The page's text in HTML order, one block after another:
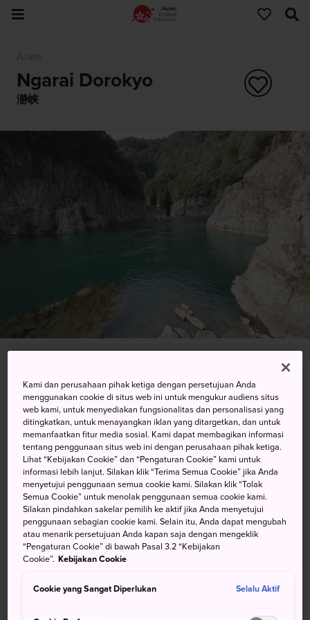
Ngarai Dorokyo
瀞峡
Totsukawa-mura, Yoshino-gun, Wakayama-ken
Lihat pada Peta Google
Dapatkan Info Transit
KATA KUNCI PETA
Menyusuri Ngarai Sungai
Fantastis di Wakayama dengan
Naik Kapal Rakit Kayu
Kami dan perusahaan pihak ketiga dengan persetujuan Anda
menggunakan cookie di situs web ini untuk mengukur audiens situs
web kami, untuk menyediakan fungsionalitas dan personalisasi yang
ditingkatkan, untuk menayangkan iklan yang ditargetkan, dan untuk
memanfaatkan fitur media sosial. Kami dapat membagikan informasi
tentang penggunaan situs web ini dengan perusahaan pihak ketiga.
Lihat “Kebijakan Cookie” dan “Pengaturan Cookie” kami untuk
informasi lebih lanjut. Silakan klik “Terima Semua Cookie” jika Anda
menyetujui penggunaan semua cookie kami. Silakan klik “Tolak
Semua Cookie” untuk menolak penggunaan semua cookie kami.
Silakan pindahkan sakelar pemilih ke aktif jika Anda menyetujui
penggunaan sebagian cookie kami. Selain itu, Anda dapat mengubah
atau menarik persetujuan Anda kapan saja dengan mengeklik
“Pengaturan Cookie” di bawah Pasal 3.2 “Kebijakan
Cookie”. Kebijakan Cookie
Cookie yang Sangat Diperlukan Selalu Aktif